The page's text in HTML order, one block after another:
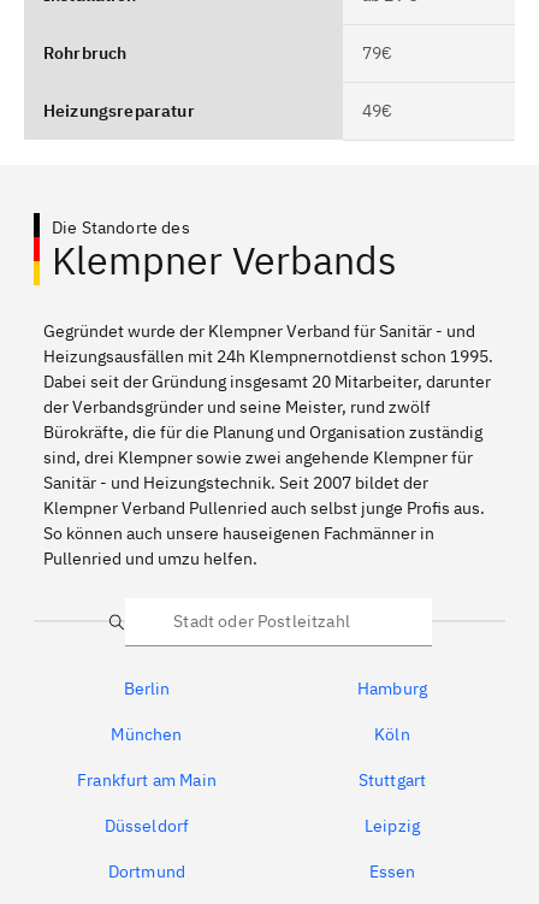
Rohrbruch 79€
Heizungsreparatur 49€
Die Standorte des
Klempner Verbands
Gegründet wurde der Klempner Verband für Sanitär - und
Heizungsausfällen mit 24h Klempnernotdienst schon 1995.
Dabei seit der Gründung insgesamt 20 Mitarbeiter, darunter
der Verbandsgründer und seine Meister, rund zwölf
Bürokräfte, die für die Planung und Organisation zuständig
sind, drei Klempner sowie zwei angehende Klempner für
Sanitär - und Heizungstechnik. Seit 2007 bildet der
Klempner Verband Pullenried auch selbst junge Profis aus.
So können auch unsere hauseigenen Fachmänner in
Pullenried und umzu helfen.
Suche
Berlin Hamburg
München Köln
Frankfurt am Main Stuttgart
Düsseldorf Leipzig
Dortmund Essen